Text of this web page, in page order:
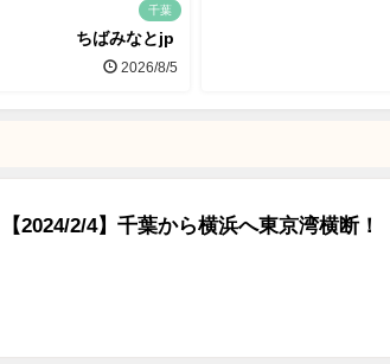
千葉
ちばみなとjp
2026/8/5
【2024/2/4】千葉から横浜へ東京湾横断